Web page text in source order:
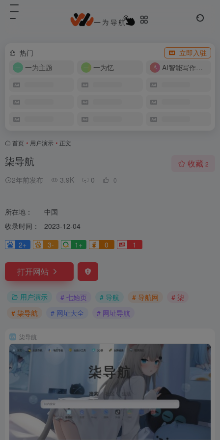
热门
立即入驻
一为主题
一为忆 AI智能写作工具
首页 • 用户演示 • 正文
柒导航
2年前发布 3.9K 0 0
收藏 2
所在地：
中国
收录时间：
2023-12-04
2+
3- 1+ 0 1
打开网站
用户演示 # 七始页 # 导航 # 导航网
# 柒
# 柒导航
# 网址大全 # 网址导航
柒导航